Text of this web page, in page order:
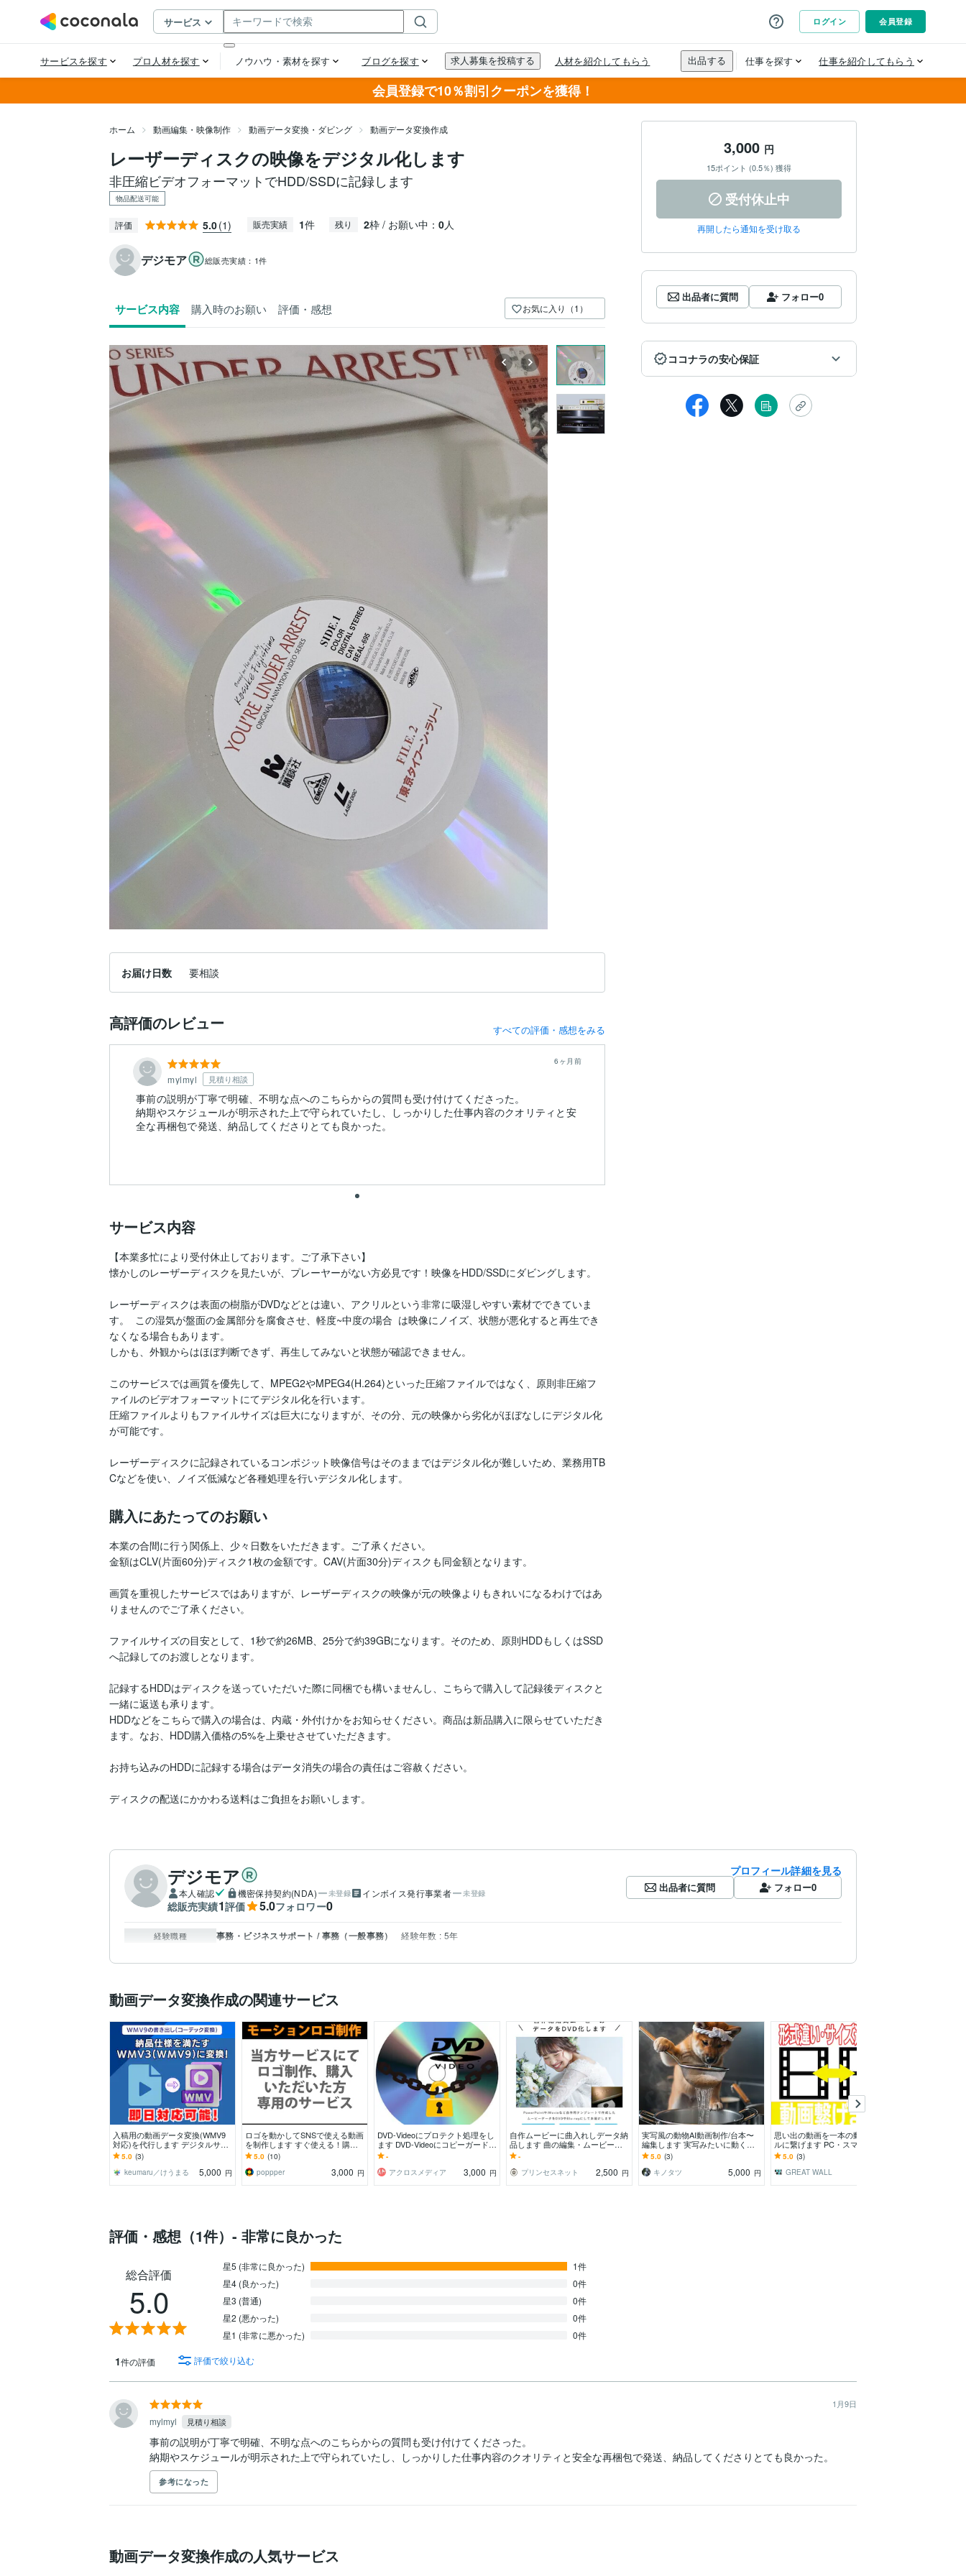
会員登録で10％割引クーポンを獲得！
ホーム 動画編集・映像制作 動画データ変換・ダビング 動画データ変換作成
レーザーディスクの映像をデジタル化します
非圧縮ビデオフォーマットでHDD/SSDに記録します
物品配送可能
評価 5.0(1) 販売実績 1件 残り 2枠 / お願い中： 0人
デジモア 総販売実績： 1件
サービス内容 購入時のお願い 評価・感想 お気に入り（1）
お届け日数 要相談
高評価のレビュー すべての評価・感想をみる
mylmyl 見積り相談
6ヶ月前
事前の説明が丁寧で明確、不明な点へのこちらからの質問も受け付けてくださった。
納期やスケジュールが明示された上で守られていたし、しっかりした仕事内容のクオリティと安
全な再梱包で発送、納品してくださりとても良かった。
サービス内容
【本業多忙により受付休止しております。ご了承下さい】
懐かしのレーザーディスクを見たいが、プレーヤーがない方必見です！映像をHDD/SSDにダビングします。
レーザーディスクは表面の樹脂がDVDなどとは違い、アクリルという非常に吸湿しやすい素材でできていま
す。  この湿気が盤面の金属部分を腐食させ、軽度~中度の場合  は映像にノイズ、状態が悪化すると再生でき
なくなる場合もあります。
しかも、外観からはほぼ判断できず、再生してみないと状態が確認できません。
このサービスでは画質を優先して、MPEG2やMPEG4(H.264)といった圧縮ファイルではなく、原則非圧縮フ
ァイルのビデオフォーマットにてデジタル化を行います。
圧縮ファイルよりもファイルサイズは巨大になりますが、その分、元の映像から劣化がほぼなしにデジタル化
が可能です。
レーザーディスクに記録されているコンポジット映像信号はそのままではデジタル化が難しいため、業務用TB
Cなどを使い、ノイズ低減など各種処理を行いデジタル化します。
購入にあたってのお願い
本業の合間に行う関係上、少々日数をいただきます。ご了承ください。
金額はCLV(片面60分)ディスク1枚の金額です。CAV(片面30分)ディスクも同金額となります。
画質を重視したサービスではありますが、レーザーディスクの映像が元の映像よりもきれいになるわけではあ
りませんのでご了承ください。
ファイルサイズの目安として、1秒で約26MB、25分で約39GBになります。そのため、原則HDDもしくはSSD
へ記録してのお渡しとなります。
記録するHDDはディスクを送っていただいた際に同梱でも構いませんし、こちらで購入して記録後ディスクと
一緒に返送も承ります。
HDDなどをこちらで購入の場合は、内蔵・外付けかをお知らせください。商品は新品購入に限らせていただき
ます。なお、HDD購入価格の5%を上乗せさせていただきます。
お持ち込みのHDDに記録する場合はデータ消失の場合の責任はご容赦ください。
ディスクの配送にかかわる送料はご負担をお願いします。
3,000 円
15ポイント (0.5％) 獲得
受付休止中
再開したら通知を受け取る
出品者に質問 フォロー0
ココナラの安心保証
デジモア
本人確認 機密保持契約(NDA) 未登録 インボイス発行事業者 未登録
総販売実績1評価 5.0フォロワー0
プロフィール詳細を見る
出品者に質問 フォロー0
経験職種 事務・ビジネスサポート / 事務（一般事務） 経験年数 : 5年
動画データ変換作成の関連サービス
入稿用の動画データ変換(WMV9
対応)を代行します デジタルサイ
ネージ広告・自治体・企業CMを
入稿用にすぐ変換♪
5.0 (3)
keumaru／けうまる
5,000 円
ロゴを動かしてSNSで使える動画
を制作します すぐ使える！購入
前に複数案から選ぶだけ、オリジ
ナル制作も可能
5.0 (10)
poppper
3,000 円
DVD-Videoにプロテクト処理をし
ます DVD-Videoにコピーガード処
理をしてコピー不可にします
-
アクロスメディア
3,000 円
自作ムービーに曲入れしデータ納
品します 曲の編集・ムービーへ
の曲入れ・DVD納品も可能
-
プリンセスネット
2,500 円
実写風の動物AI動画制作/台本〜
編集します 実写みたいに動く。
動物AIショートを1本から制作し
ます
5.0 (3)
キノタツ
5,000 円
思い出の動画を一本の動画ファイ
ルに繋げます PC・スマホのデー
タ整理を希望されてる方に是非オ
ススメです！
5.0 (3)
GREAT WALL
評価・感想（1件）- 非常に良かった
総合評価
5.0
星5 (非常に良かった)
1件
星4 (良かった)
0件
星3 (普通)
0件
星2 (悪かった)
0件
星1 (非常に悪かった)
0件
1件の評価 評価で絞り込む
1月9日
mylmyl 見積り相談
事前の説明が丁寧で明確、不明な点へのこちらからの質問も受け付けてくださった。
納期やスケジュールが明示された上で守られていたし、しっかりした仕事内容のクオリティと安全な再梱包で発送、納品してくださりとても良かった。
参考になった
動画データ変換作成の人気サービス